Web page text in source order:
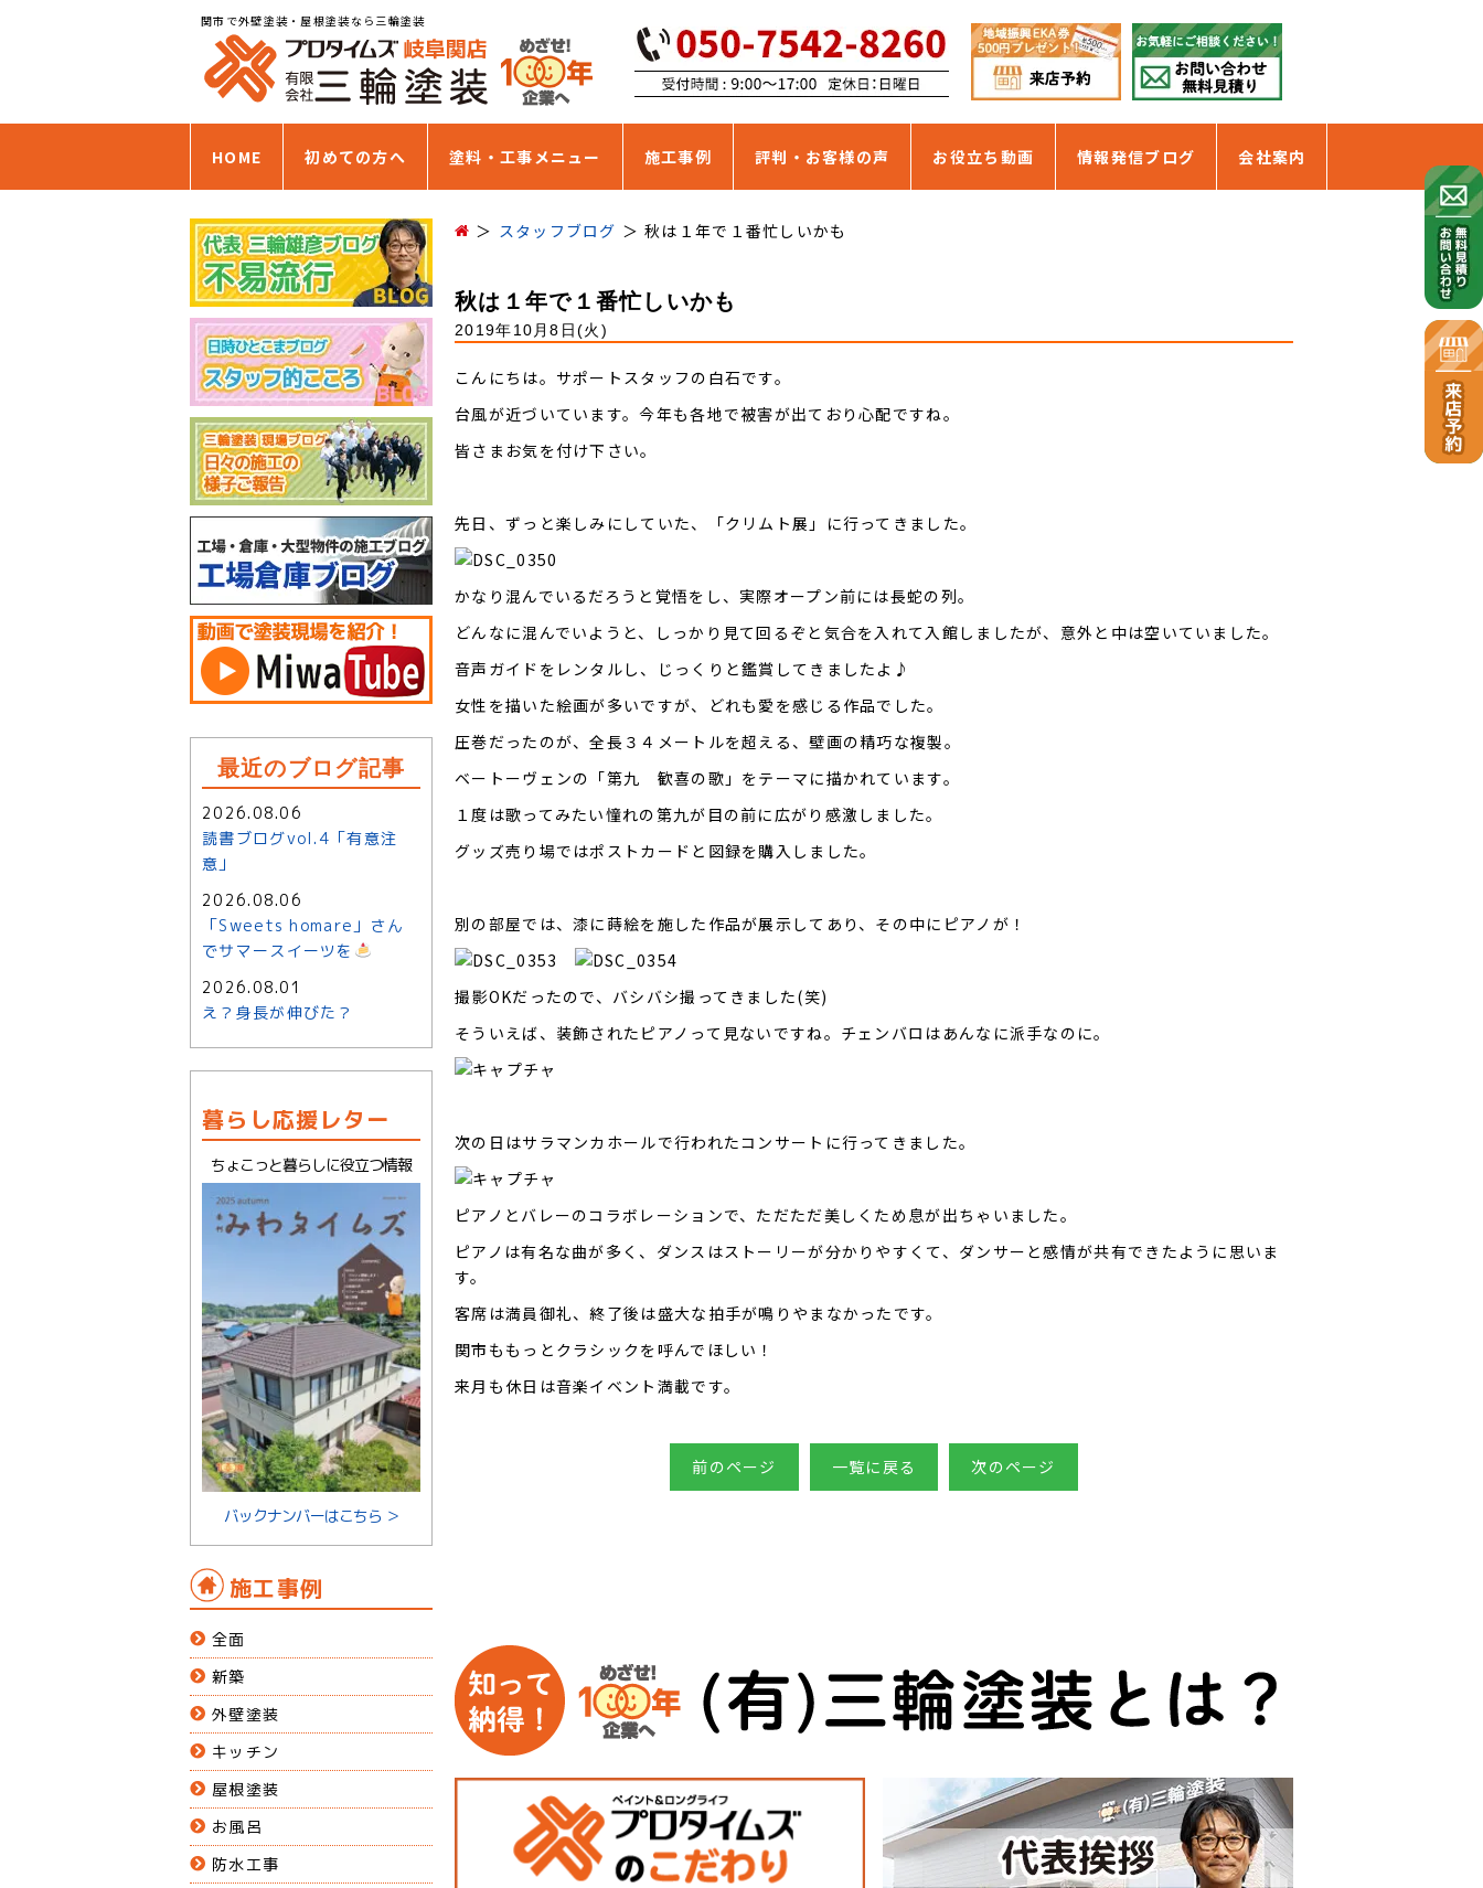
関市で外壁塗装・屋根塗装なら三輪塗装
HOME 初めての方へ 塗料・工事メニュー 施工事例 評判・お客様の声 お役立ち動画 情報発信ブログ 会社案内
スタッフブログ 秋は１年で１番忙しいかも
秋は１年で１番忙しいかも
2019年10月8日(火)
こんにちは。サポートスタッフの白石です。
台風が近づいています。今年も各地で被害が出ており心配ですね。
皆さまお気を付け下さい。
先日、ずっと楽しみにしていた、「クリムト展」に行ってきました。
かなり混んでいるだろうと覚悟をし、実際オープン前には長蛇の列。
どんなに混んでいようと、しっかり見て回るぞと気合を入れて入館しましたが、意外と中は空いていました。
音声ガイドをレンタルし、じっくりと鑑賞してきましたよ♪
女性を描いた絵画が多いですが、どれも愛を感じる作品でした。
圧巻だったのが、全長３４メートルを超える、壁画の精巧な複製。
ベートーヴェンの「第九 歓喜の歌」をテーマに描かれています。
１度は歌ってみたい憧れの第九が目の前に広がり感激しました。
グッズ売り場ではポストカードと図録を購入しました。
別の部屋では、漆に蒔絵を施した作品が展示してあり、その中にピアノが！
撮影OKだったので、バシバシ撮ってきました(笑)
そういえば、装飾されたピアノって見ないですね。チェンバロはあんなに派手なのに。
次の日はサラマンカホールで行われたコンサートに行ってきました。
ピアノとバレーのコラボレーションで、ただただ美しくため息が出ちゃいました。
ピアノは有名な曲が多く、ダンスはストーリーが分かりやすくて、ダンサーと感情が共有できたように思いま
す。
客席は満員御礼、終了後は盛大な拍手が鳴りやまなかったです。
関市ももっとクラシックを呼んでほしい！
来月も休日は音楽イベント満載です。
前のページ 一覧に戻る 次のページ
最近のブログ記事
2026.08.06
読書ブログvol.4「有意注
意」
2026.08.06
「Sweets homare」さん
でサマースイーツを
2026.08.01
え？身長が伸びた？
暮らし応援レター
ちょこっと暮らしに役立つ情報
バックナンバーはこちら ＞
施工事例
全面
新築
外壁塗装
キッチン
屋根塗装
お風呂
防水工事